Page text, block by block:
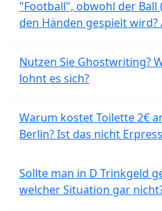
"Football", obwohl der Ball
den Händen gespielt wird?
Nutzen Sie Ghostwriting?
lohnt es sich?
Warum kostet Toilette 2€
Berlin? Ist das nicht
Sollte man in D Trinkgeld
welcher Situation gar